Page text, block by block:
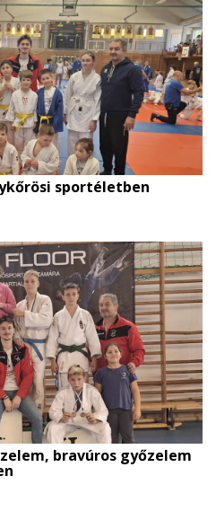
sportéletben
bravúros győzelem